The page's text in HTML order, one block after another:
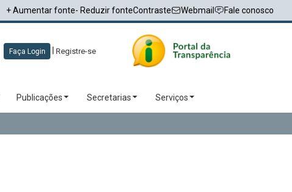
+ Aumentar fonte- Reduzir fonteContraste Webmail Fale conosco
Faça Login Registre-se
Publicações Secretarias Serviços